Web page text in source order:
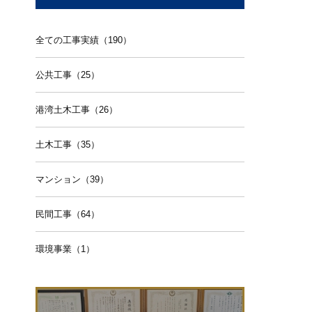
全ての工事実績（190）
公共工事（25）
港湾土木工事（26）
土木工事（35）
マンション（39）
民間工事（64）
環境事業（1）